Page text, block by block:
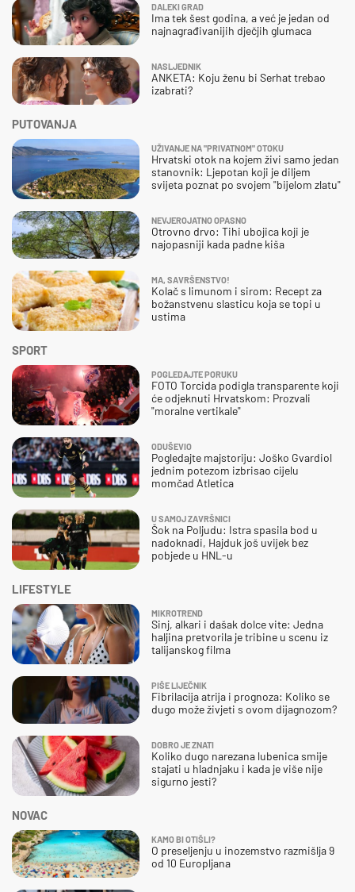
SPORT
POGLEDAJTE PORUKU
FOTO Torcida podigla transparente koji
će odjeknuti Hrvatskom: Prozvali
"moralne vertikale"
ODUŠEVIO
Pogledajte majstoriju: Joško Gvardiol
jednim potezom izbrisao cijelu
momčad Atletica
U SAMOJ ZAVRŠNICI
Šok na Poljudu: Istra spasila bod u
nadoknadi, Hajduk još uvijek bez
pobjede u HNL-u
DALEKI GRAD
Ima tek šest godina, a već je jedan od
najnagrađivanijih dječjih glumaca
NASLJEDNIK
ANKETA: Koju ženu bi Serhat trebao
izabrati?
PUTOVANJA
UŽIVANJE NA "PRIVATNOM" OTOKU
Hrvatski otok na kojem živi samo jedan
stanovnik: Ljepotan koji je diljem
svijeta poznat po svojem "bijelom zlatu"
NEVJEROJATNO OPASNO
Otrovno drvo: Tihi ubojica koji je
najopasniji kada padne kiša
MA, SAVRŠENSTVO!
Kolač s limunom i sirom: Recept za
božanstvenu slasticu koja se topi u
ustima
NOVAC
KAMO BI OTIŠLI?
O preseljenju u inozemstvo razmišlja 9
od 10 Europljana
LIFESTYLE
MIKROTREND
Sinj, alkari i dašak dolce vite: Jedna
haljina pretvorila je tribine u scenu iz
talijanskog filma
PIŠE LIJEČNIK
Fibrilacija atrija i prognoza: Koliko se
dugo može živjeti s ovom dijagnozom?
DOBRO JE ZNATI
Koliko dugo narezana lubenica smije
stajati u hladnjaku i kada je više nije
sigurno jesti?